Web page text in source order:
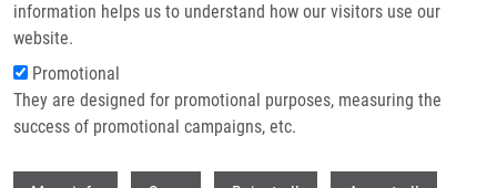
information helps us to understand how our visitors use our
website.
Promotional
They are designed for promotional purposes, measuring the
success of promotional campaigns, etc.
Drobečková navigace
Domů
Metabolomic, Lipidomic And Proteomic Characterisation Of
Lipopolysaccharide-induced Inflammation Mouse Model